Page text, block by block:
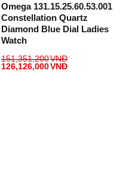
Omega 131.15.25.60.53.001
Constellation Quartz
Diamond Blue Dial Ladies
Watch
151,351,200VNĐ
126,126,000VNĐ